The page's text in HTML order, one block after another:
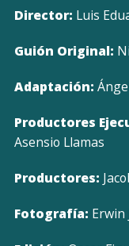
Director: Luis
Guión Original:
Adaptación:
Productores
Asensio Llamas
Productores:
Fotografía: Erwin